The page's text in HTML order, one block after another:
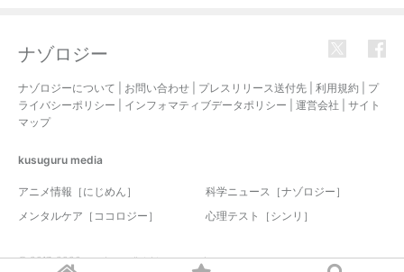
ナゾロジー
ナゾロジーについて お問い合わせ プレスリリース送付先 利用規約
プ
ライバシーポリシー
インフォマティブデータポリシー 運営会社
サイト
マップ
kusuguru media
アニメ情報［にじめん］
科学ニュース［ナゾロジー］
メンタルケア［ココロジー］
心理テスト［シンリ］
© 2017-2026 nazology. all rights reserved.